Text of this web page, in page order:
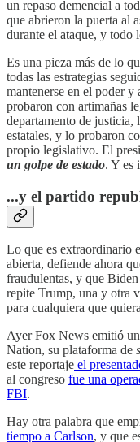
un repaso demencial a
que abrieron la puerta al
durante el ataque, y todo
Es una pieza más de lo
todas las estrategias
mantenerse en el poder
probaron con artimañas
departamento de justicia,
estatales, y lo probaron
propio legislativo. El
un golpe de estado. Y es
...y el partido
Lo que es extraordinario
abierta, defiende ahora
fraudulentas, y que
repite Trump, una y otra
para cualquiera que
Ayer Fox News emitió
Nation, su plataforma de
este reportaje el
al congreso fue una
FBI.
Hay otra palabra que
tiempo a Carlson, y que